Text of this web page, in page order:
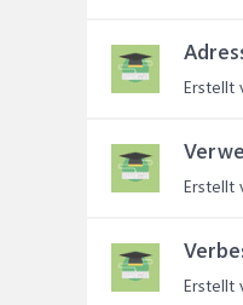
Erstellt
Erstellt
Erstellt